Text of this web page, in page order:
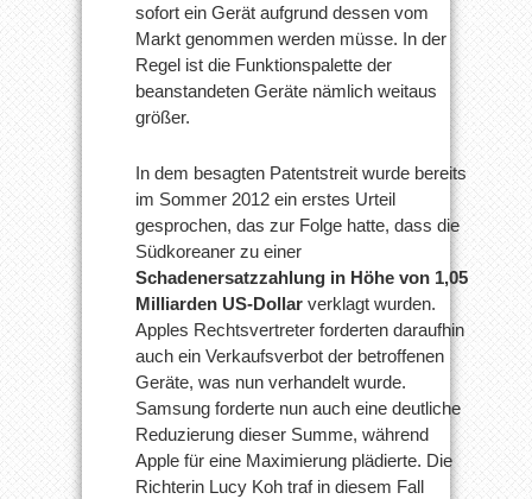
sofort ein Gerät aufgrund dessen vom
Markt genommen werden müsse. In der
Regel ist die Funktionspalette der
beanstandeten Geräte nämlich weitaus
größer.
In dem besagten Patentstreit wurde bereits
im Sommer 2012 ein erstes Urteil
gesprochen, das zur Folge hatte, dass die
Südkoreaner zu einer
Schadenersatzzahlung in Höhe von 1,05
Milliarden US-Dollar verklagt wurden.
Apples Rechtsvertreter forderten daraufhin
auch ein Verkaufsverbot der betroffenen
Geräte, was nun verhandelt wurde.
Samsung forderte nun auch eine deutliche
Reduzierung dieser Summe, während
Apple für eine Maximierung plädierte. Die
Richterin Lucy Koh traf in diesem Fall